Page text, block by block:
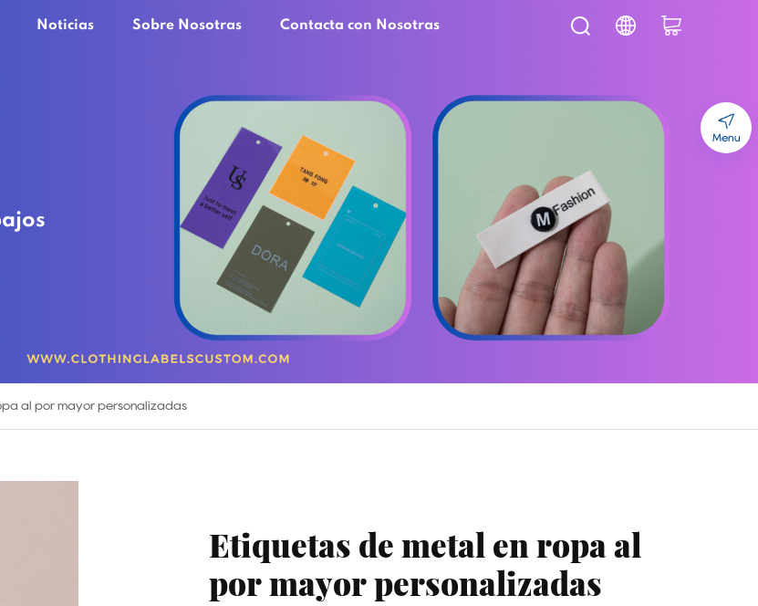
Noticias Sobre Nosotras Contacta con Nosotras
al por mayor personalizadas
Etiquetas de metal en ropa al
por mayor personalizadas
Menu